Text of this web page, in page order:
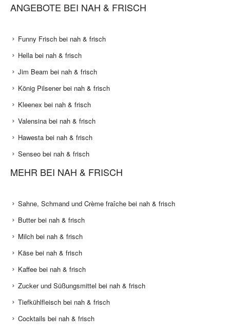
ANGEBOTE BEI NAH & FRISCH
Funny Frisch bei nah & frisch
Hella bei nah & frisch
Jim Beam bei nah & frisch
König Pilsener bei nah & frisch
Kleenex bei nah & frisch
Valensina bei nah & frisch
Hawesta bei nah & frisch
Senseo bei nah & frisch
MEHR BEI NAH & FRISCH
Sahne, Schmand und Crème fraîche bei nah & frisch
Butter bei nah & frisch
Milch bei nah & frisch
Käse bei nah & frisch
Kaffee bei nah & frisch
Zucker und Süßungsmittel bei nah & frisch
Tiefkühlfleisch bei nah & frisch
Cocktails bei nah & frisch